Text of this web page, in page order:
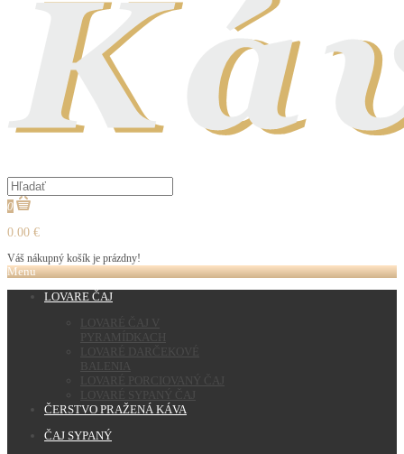
0
0.00 €
Váš nákupný košík je prázdny!
Menu
LOVARE ČAJ
LOVARÉ ČAJ V
PYRAMÍDKACH
LOVARÉ DARČEKOVÉ
BALENIA
LOVARÉ PORCIOVANÝ ČAJ
LOVARÉ SYPANÝ ČAJ
ČERSTVO PRAŽENÁ KÁVA
ČAJ SYPANÝ